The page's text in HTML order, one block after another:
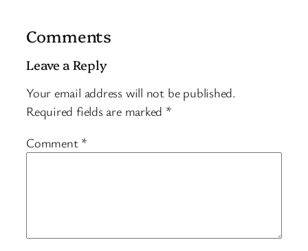
Comments
Leave a Reply
Your email address will not be published.
Required fields are marked *
Comment *